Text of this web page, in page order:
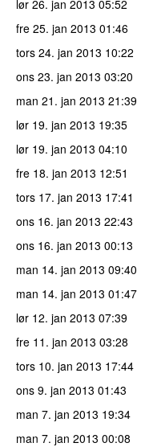
lør 26. jan 2013 05:52
fre 25. jan 2013 01:46
tors 24. jan 2013 10:22
ons 23. jan 2013 03:20
man 21. jan 2013 21:39
lør 19. jan 2013 19:35
lør 19. jan 2013 04:10
fre 18. jan 2013 12:51
tors 17. jan 2013 17:41
ons 16. jan 2013 22:43
ons 16. jan 2013 00:13
man 14. jan 2013 09:40
man 14. jan 2013 01:47
lør 12. jan 2013 07:39
fre 11. jan 2013 03:28
tors 10. jan 2013 17:44
ons 9. jan 2013 01:43
man 7. jan 2013 19:34
man 7. jan 2013 00:08